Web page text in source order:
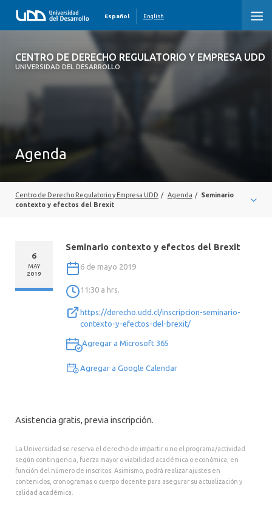
CENTRO DE DERECHO REGULATORIO Y EMPRESA UDD
UNIVERSIDAD DEL DESARROLLO
Español English
CENTRO DE DERECHO REGULATORIO Y
EMPRESA UDD
ÁREAS DE ESTUDIO
PUBLICACIONES
OBSERVATORIOS
Agenda
Centro de Derecho Regulatorio y Empresa UDD / Agenda / Seminario
contexto y efectos del Brexit
Seminario contexto y efectos del Brexit
6 de mayo 2019
11:30 a hrs.
https://derecho.udd.cl/inscripcion-seminario-
contexto-y-efectos-del-brexit/
Agregar a Microsoft 365
Agregar a Google Calendar
6
MAY
2019
Asistencia gratis, previa inscripción.
La Universidad se reserva el derecho de impartir o no el programa/actividad
según contingencia, fuerza mayor o viabilidad académica o económica, en
función del número de inscritos. Asimismo, podrá realizar ajustes en
contenidos, cronogramas o cuerpo docente para asegurar su actualización y
calidad académica.